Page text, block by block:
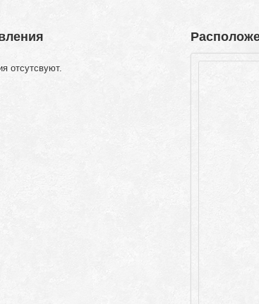
отсутсвуют.